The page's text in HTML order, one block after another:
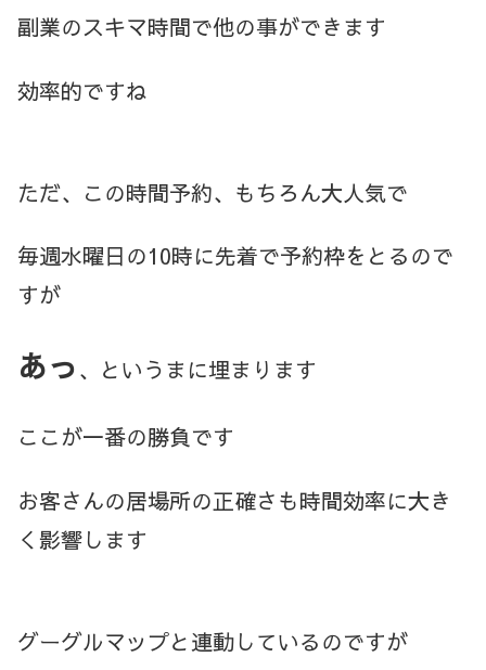
副業のスキマ時間で他の事ができます
効率的ですね
ただ、この時間予約、もちろん大人気で
毎週水曜日の10時に先着で予約枠をとるので
すが
あっ、というまに埋まります
ここが一番の勝負です
お客さんの居場所の正確さも時間効率に大き
く影響します
グーグルマップと連動しているのですが